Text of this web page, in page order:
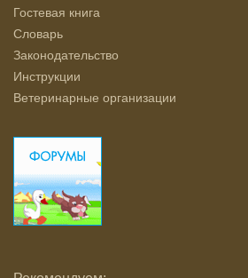
Гостевая книга
Словарь
Законодательство
Инструкции
Ветеринарные организации